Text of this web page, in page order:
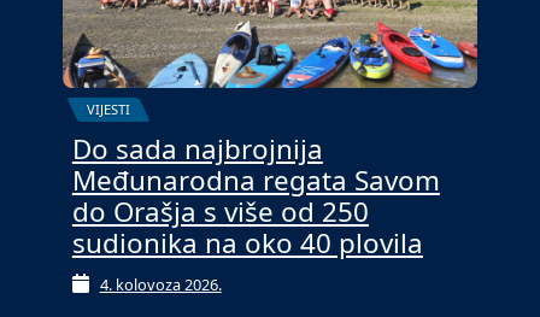
VIJESTI
Do sada najbrojnija
Međunarodna regata Savom
do Orašja s više od 250
sudionika na oko 40 plovila
4. kolovoza 2026.